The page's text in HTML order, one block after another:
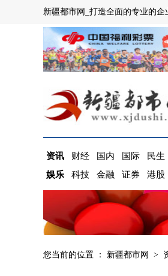
新疆都市网_打造全面的专业的企
资讯 财经 国内 国际 民生
娱乐
科技 金融 证券 港股
您当前的位置 ： 新疆都市网 >